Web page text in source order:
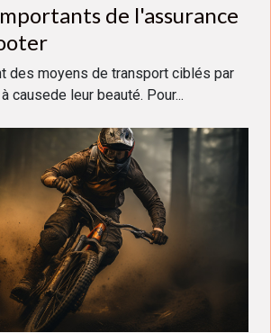
de l'assurance
des moyens de transport ciblés par
causede leur beauté. Pour...